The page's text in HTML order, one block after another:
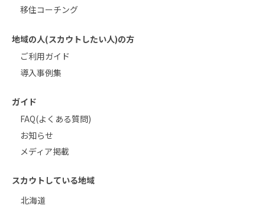
移住コーチング
地域の人(スカウトしたい人)の方
ご利用ガイド
導入事例集
ガイド
FAQ(よくある質問)
お知らせ
メディア掲載
スカウトしている地域
北海道